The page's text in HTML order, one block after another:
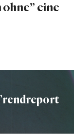
eine